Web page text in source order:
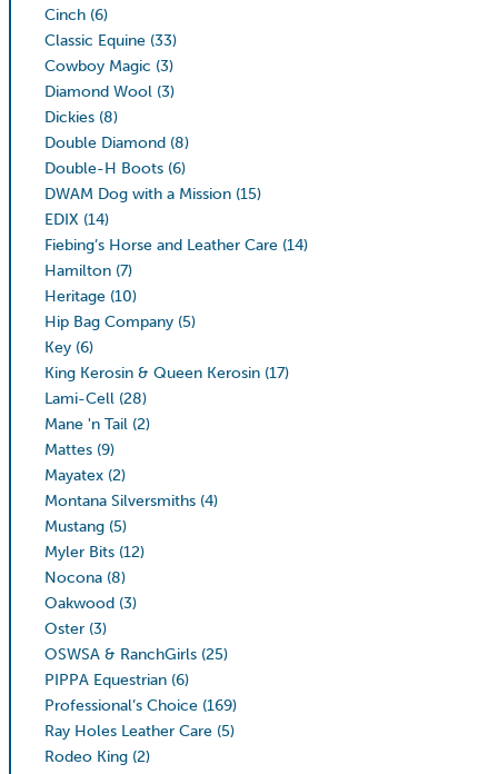
Cinch (6)
Classic Equine (33)
Cowboy Magic (3)
Diamond Wool (3)
Dickies (8)
Double Diamond (8)
Double-H Boots (6)
DWAM Dog with a Mission (15)
EDIX (14)
Fiebing’s Horse and Leather Care (14)
Hamilton (7)
Heritage (10)
Hip Bag Company (5)
Key (6)
King Kerosin & Queen Kerosin (17)
Lami-Cell (28)
Mane 'n Tail (2)
Mattes (9)
Mayatex (2)
Montana Silversmiths (4)
Mustang (5)
Myler Bits (12)
Nocona (8)
Oakwood (3)
Oster (3)
OSWSA & RanchGirls (25)
PIPPA Equestrian (6)
Professional’s Choice (169)
Ray Holes Leather Care (5)
Rodeo King (2)